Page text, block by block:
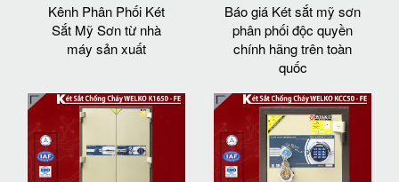
Kênh Phân Phối Két
Sắt Mỹ Sơn từ nhà
máy sản xuất
Báo giá Két sắt mỹ sơn
phân phối độc quyền
chính hãng trên toàn
quốc